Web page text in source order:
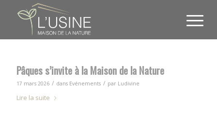
Pâques s’invite à la Maison de la Nature
17 mars 2026 / dans Evénements / par Ludivine
Lire la suite